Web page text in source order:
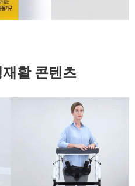
재활 콘텐츠